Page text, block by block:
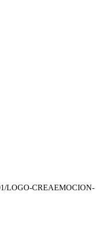
LOGO-CREAEMOCION-